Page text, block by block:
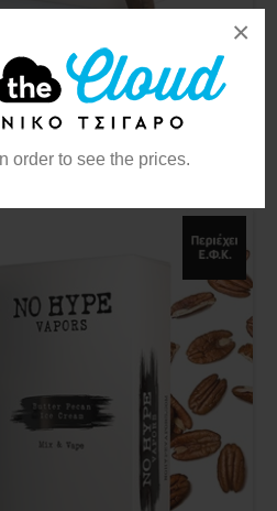
order to see the prices.
×
Tobacco 20ml/60ml